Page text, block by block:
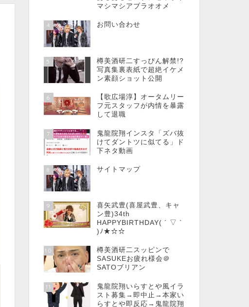
マシマシアブラオオメ
4 お問い合わせ
5
樽美酒研二すっぴん解禁!?
写真集裏表紙で超絶イケメ
ン素顔ショット公開
6
【歌広場淳】オータムリー
フ元スタッフが内情を暴露
して退職
7
鬼龍院翔インスタ「ズバ抜
けてダントツに似てる」ド
下ネタ動画
8 サイトマップ
9
喜矢武豊(喜屋武豊、キャ
ン豊)34th
HAPPYBIRTHDAY( ´ ▽ `
)ﾉ★☆☆
10
樽美酒研二スッピンで
SASUKEお疲れ様会＠
SATOブリアン
11
鬼龍院翔いらすとや風イラ
スト募集→即中止→本家い
らすとや即反応→鬼龍院翔